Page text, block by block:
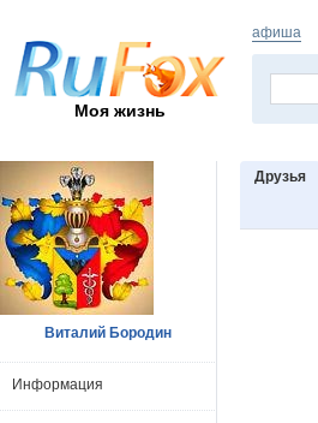
Моя жизнь
афиша
Друзья
Виталий Бородин
Информация